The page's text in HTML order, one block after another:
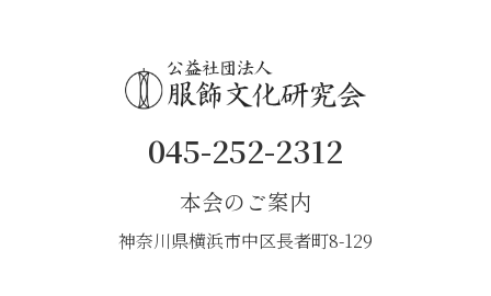
045-252-2312
本会のご案内
神奈川県横浜市中区長者町8-129